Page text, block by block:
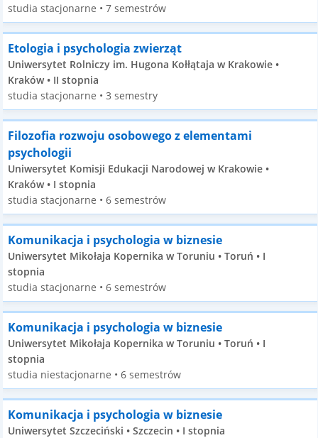
studia stacjonarne • 7 semestrów
Etologia i psychologia zwierząt
Uniwersytet Rolniczy im. Hugona Kołłątaja w Krakowie •
Kraków • II stopnia
studia stacjonarne • 3 semestry
Filozofia rozwoju osobowego z elementami
psychologii
Uniwersytet Komisji Edukacji Narodowej w Krakowie •
Kraków • I stopnia
studia stacjonarne • 6 semestrów
Komunikacja i psychologia w biznesie
Uniwersytet Mikołaja Kopernika w Toruniu • Toruń • I
stopnia
studia stacjonarne • 6 semestrów
Komunikacja i psychologia w biznesie
Uniwersytet Mikołaja Kopernika w Toruniu • Toruń • I
stopnia
studia niestacjonarne • 6 semestrów
Komunikacja i psychologia w biznesie
Uniwersytet Szczeciński • Szczecin • I stopnia